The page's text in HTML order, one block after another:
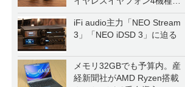
一気に聴く
iFi audio主力「NEO Stream
3」「NEO iDSD 3」に迫る
メモリ32GBでも予算内。産
経新聞社がAMD Ryzen搭載